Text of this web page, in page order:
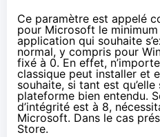
Ce paramètre est appelé
pour Microsoft le
application qui souhaite
normal, y compris pour
fixé à 0. En effet,
classique peut installer et
souhaite, si tant est
plateforme bien entendu.
d’intégrité est à 8,
Microsoft. Dans le cas
Store.